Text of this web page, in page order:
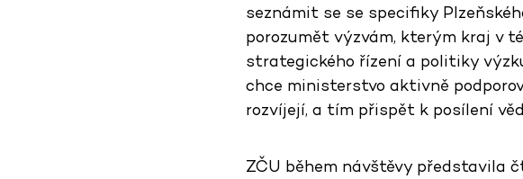
seznámit se se specifiky
porozumět výzvám, kterým kraj v
strategického řízení a politiky
chce ministerstvo aktivně
rozvíjejí, a tím přispět k posílení
ZČU během návštěvy představila